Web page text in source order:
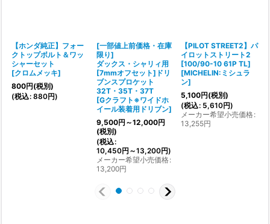
【ホンダ純正】フォー
クトップボルト＆ワッ
シャーセット
[クロムメッキ]
800円(税別)
(税込: 880円)
[一部値上前価格・在庫
限り]
ダックス・シャリィ用
[7mmオフセット]ドリ
ブンスプロケット
32T・35T・37T
[Gクラフト※ワイドホ
イール装着用ドリブン]
9,500円 ～12,000円
(税別)
(税込:
10,450円 ～13,200円)
メーカー希望小売価格:
13,200円
【PILOT STREET2】パ
イロットストリート2
[100/90-10 61P TL]
[MICHELIN:ミシュラ
ン]
5,100円(税別)
(税込: 5,610円)
メーカー希望小売価格:
13,255円